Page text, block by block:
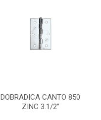
DOBRADICA CANTO 850
ZINC 3.1/2”